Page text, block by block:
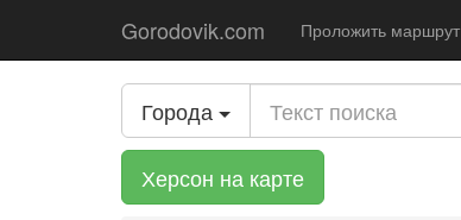
Gorodovik.com Проложить маршрут
Города
Херсон на карте